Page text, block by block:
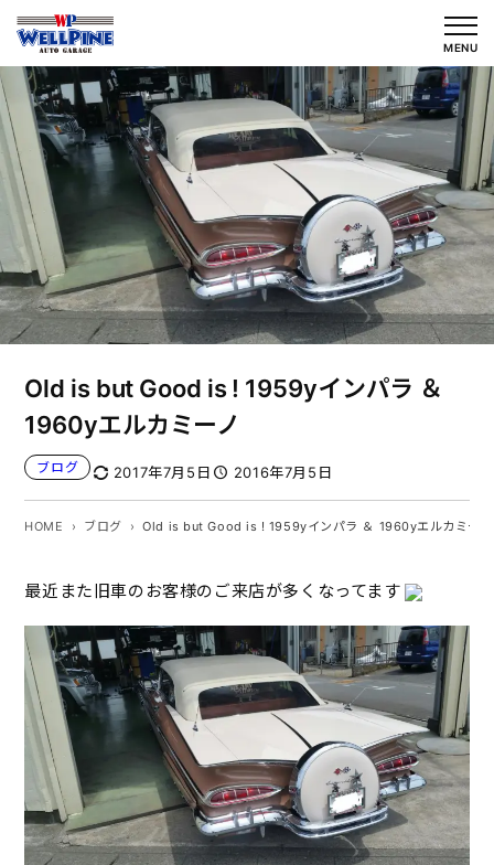
を
ス
キ
ッ
プ
MENU
Old is but Good is ! 1959yインパラ ＆
1960yエルカミーノ
ブログ 2017年7月5日 2016年7月5日
HOME ブログ Old is but Good is ! 1959yインパラ ＆ 1960yエルカミーノ
最近また旧車のお客様のご来店が多くなってます